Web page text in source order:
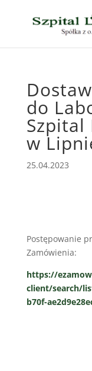
do
Szpital
w
25.04.2023
Postępowanie
Zamówienia:
https://
client/search/
b70f-